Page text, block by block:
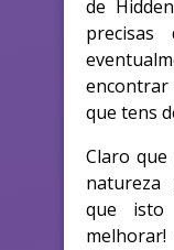
de
precisas
que tens
Claro
natureza
que
melhorar!